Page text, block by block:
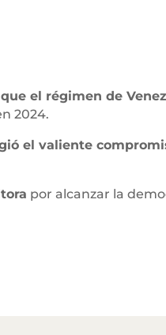
el régimen de
2024.
el valiente
por alcanzar la